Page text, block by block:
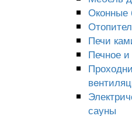
Оконные
Печи
Печное
сауны